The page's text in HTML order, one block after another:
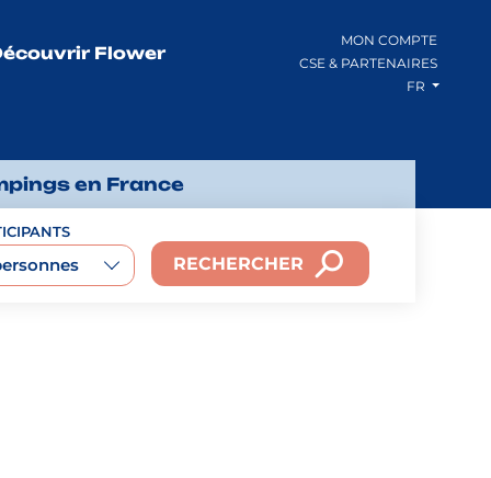
Flower
MON COMPTE
CSE & PARTENAIRES
FR
en France
RECHERCHER